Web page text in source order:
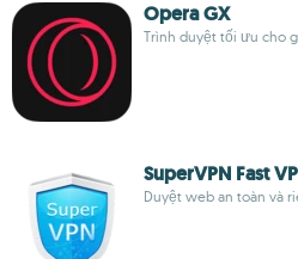
Opera GX
Trình duyệt tối ưu cho
SuperVPN Fast
Duyệt web an toàn và